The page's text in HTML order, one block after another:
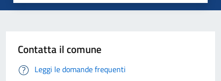
Contatta il comune
Leggi le domande frequenti